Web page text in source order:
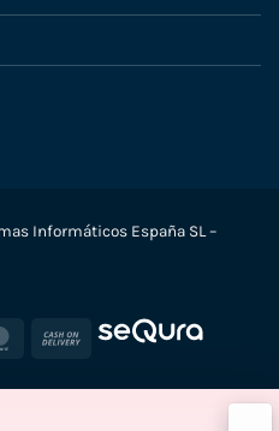
Informáticos España SL –
MasterCard
Cash